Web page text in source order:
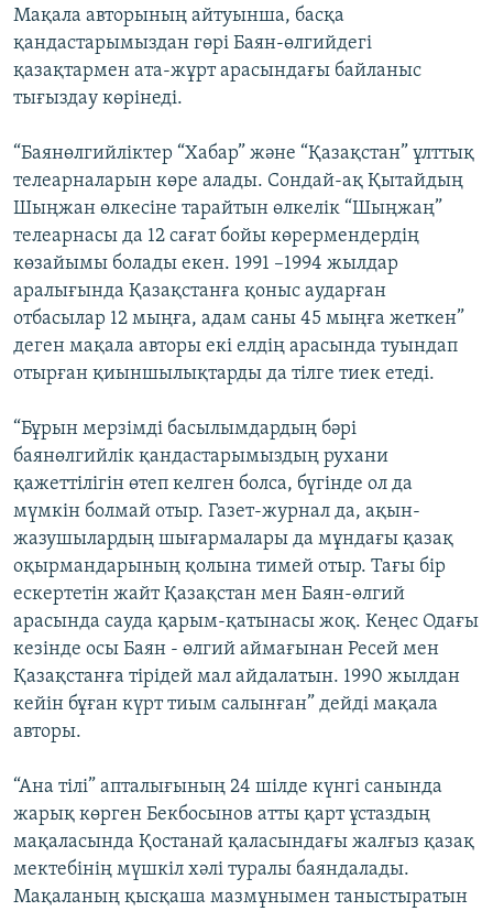
Мақала авторының айтуынша, басқа
қандастарымыздан гөрі Баян-өлгийдегі
қазақтармен ата-жұрт арасындағы байланыс
тығыздау көрінеді.
“Баянөлгийліктер “Хабар” және “Қазақстан” ұлттық
телеарналарын көре алады. Сондай-ақ Қытайдың
Шыңжан өлкесіне тарайтын өлкелік “Шыңжаң”
телеарнасы да 12 сағат бойы көрермендердің
көзайымы болады екен. 1991 –1994 жылдар
аралығында Қазақстанға қоныс аударған
отбасылар 12 мыңға, адам саны 45 мыңға жеткен”
деген мақала авторы екі елдің арасында туындап
отырған қиыншылықтарды да тілге тиек етеді.
“Бұрын мерзімді басылымдардың бәрі
баянөлгийлік қандастарымыздың рухани
қажеттілігін өтеп келген болса, бүгінде ол да
мүмкін болмай отыр. Газет-журнал да, ақын-
жазушылардың шығармалары да мұндағы қазақ
оқырмандарының қолына тимей отыр. Тағы бір
ескертетін жайт Қазақстан мен Баян-өлгий
арасында сауда қарым-қатынасы жоқ. Кеңес Одағы
кезінде осы Баян - өлгий аймағынан Ресей мен
Қазақстанға тірідей мал айдалатын. 1990 жылдан
кейін бұған күрт тиым салынған” дейді мақала
авторы.
“Ана тілі” апталығының 24 шілде күнгі санында
жарық көрген Бекбосынов атты қарт ұстаздың
мақаласында Қостанай қаласындағы жалғыз қазақ
мектебінің мүшкіл хәлі туралы баяндалады.
Мақаланың қысқаша мазмұнымен таныстыратын